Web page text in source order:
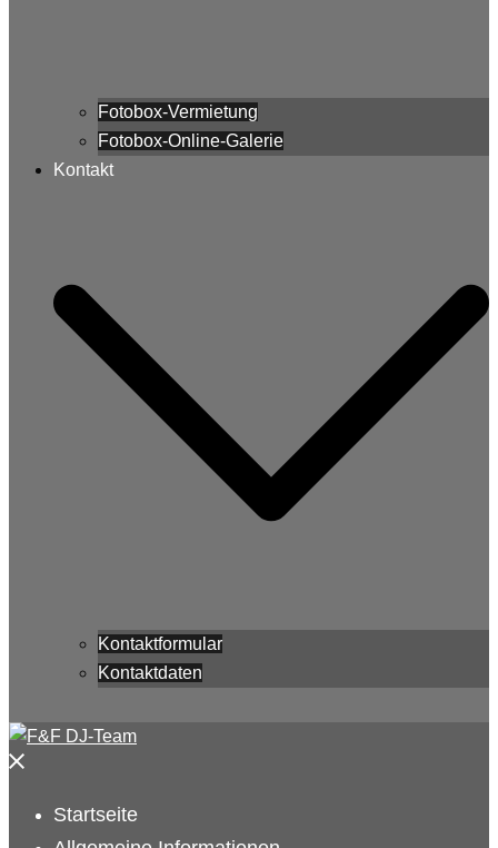
Fotobox-Vermietung
Fotobox-Online-Galerie
Kontakt
Kontaktformular
Kontaktdaten
Menü
Startseite